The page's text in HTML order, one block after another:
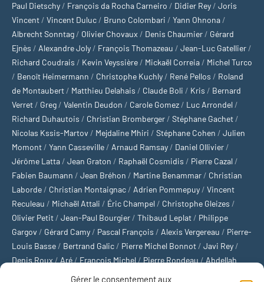
Gérer le consentement aux
Paul Dietschy / François da Rocha Carneiro / Didier Rey / Joris
Vincent / Vincent Duluc / Bruno Colombari / Yann Ohnona /
Albrecht Sonntag / Olivier Chovaux / Denis Chaumier / Gérard
Ejnès / Alexandre Joly / François Thomazeau / Jean-Luc Gatellier /
Richard Coudrais / Kevin Veyssière / Mickaël Correia / Michel Turco
/ Benoît Heimermann / Christophe Kuchly / René Pellos / Roland
de Montaubert / Matthieu Delahais / Claude Boli / Kris / Bernard
Verret / Greg / Valentin Deudon / Carole Gomez / Luc Arrondel /
Richard Duhautois / Christian Bromberger / Stéphane Gachet /
Nicolas Kssis-Martov / Mejdaline Mhiri / Stéphane Cohen / Julien
Momont / Yann Casseville / Arnaud Ramsay / Daniel Ollivier /
Jérôme Latta / Jean Graton / Raphaël Cosmidis / Pierre Cazal /
Fabien Baumann / Jean Bréhon / Martine Benammar / Christian
Laborde / Christian Montaignac / Adrien Pommepuy / Vincent
Reculeau / Michaël Attali / Éric Champel / Christophe Gleizes /
Olivier Petit / Jean-Paul Bourgier / Thibaud Leplat / Philippe
Gargov / Gérard Camy / Pascal François / Alexis Vergereau / Pierre-
Louis Basse / Bertrand Galic / Pierre Michel Bonnot / Javi Rey /
Denis Roux / Aré / François Michel / Pierre Rondeau / Abdellah
Michaël Delépine